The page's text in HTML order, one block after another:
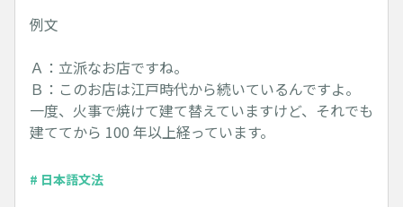
例文
Ａ：立派なお店ですね。
Ｂ：このお店は江戸時代から続いているんですよ。
一度、火事で焼けて建て替えていますけど、それでも
建ててから 100 年以上経っています。
# 日本語文法